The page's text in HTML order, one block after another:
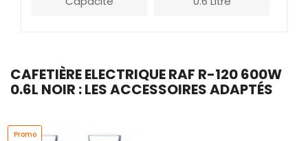
CAFETIÈRE ELECTRIQUE RAF R-120 600W
0.6L NOIR : LES ACCESSOIRES ADAPTÉS
Promo